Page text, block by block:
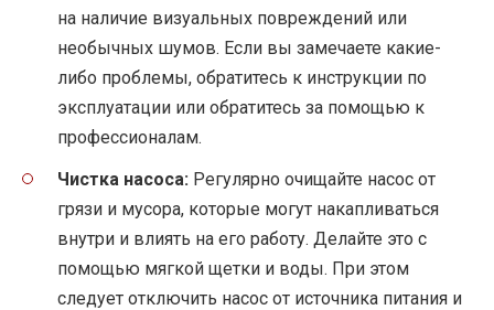
на наличие визуальных повреждений или
необычных шумов. Если вы замечаете какие-
либо проблемы, обратитесь к инструкции по
эксплуатации или обратитесь за помощью к
профессионалам.
Чистка насоса: Регулярно очищайте насос от
грязи и мусора, которые могут накапливаться
внутри и влиять на его работу. Делайте это с
помощью мягкой щетки и воды. При этом
следует отключить насос от источника питания и